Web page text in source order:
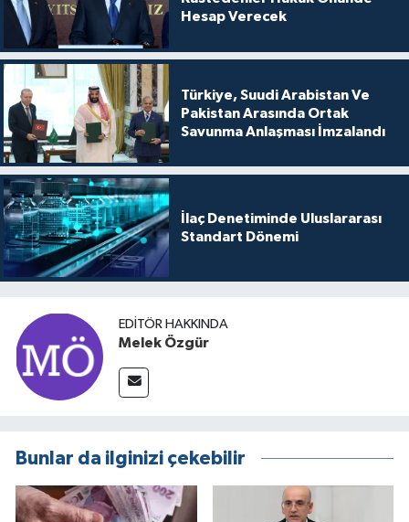
Hesap Verecek
Türkiye, Suudi Arabistan Ve
Pakistan Arasında Ortak
Savunma Anlaşması İmzalandı
İlaç Denetiminde Uluslararası
Standart Dönemi
EDITÖR HAKKINDA
Melek Özgür
Bunlar da ilginizi çekebilir